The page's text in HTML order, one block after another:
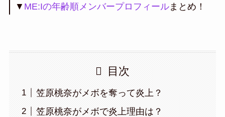
▼ ME:Iの年齢順メンバープロフィールまとめ！
目次
笠原桃奈がメボを奪って炎上？
笠原桃奈がメボで炎上理由は？